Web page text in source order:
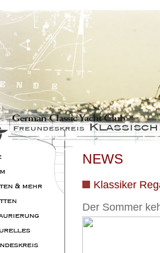
NEWS
Klassiker
Der Sommer